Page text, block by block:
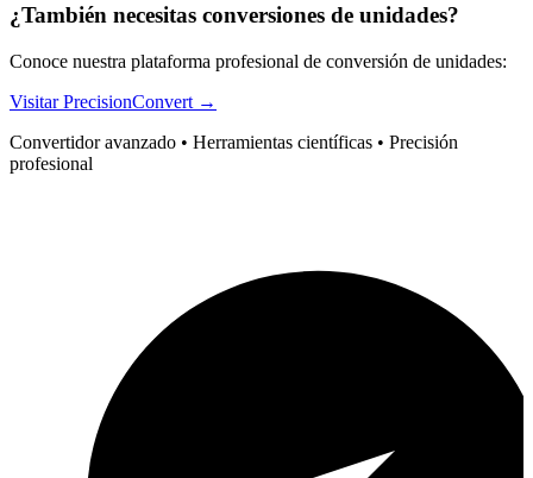
¿También necesitas conversiones de unidades?
Conoce nuestra plataforma profesional de conversión de unidades:
Visitar PrecisionConvert →
Convertidor avanzado • Herramientas científicas • Precisión
profesional